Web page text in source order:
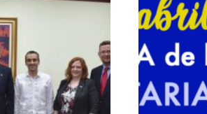
la
Secretaria.
Mensaje
Dr.
García
Fermín,